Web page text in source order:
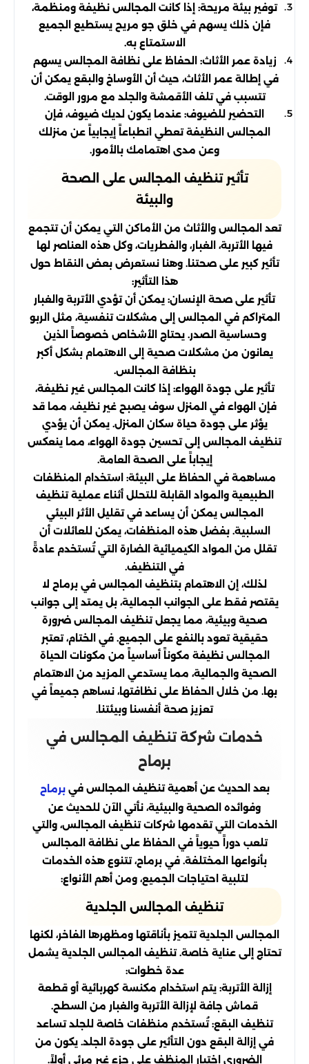
توفير بيئة مريحة: إذا كانت المجالس نظيفة ومنظمة،
فإن ذلك يسهم في خلق جو مريح يستطيع الجميع
الاستمتاع به.
زيادة عمر الأثاث: الحفاظ على نظافة المجالس يسهم
في إطالة عمر الأثاث، حيث أن الأوساخ والبقع يمكن أن
تتسبب في تلف الأقمشة والجلد مع مرور الوقت.
التحضير للضيوف: عندما يكون لديك ضيوف، فإن
المجالس النظيفة تعطي انطباعاً إيجابياً عن منزلك
وعن مدى اهتمامك بالأمور.
تأثير تنظيف المجالس على الصحة
والبيئة
تعد المجالس والأثاث من الأماكن التي يمكن أن تتجمع
فيها الأتربة، الغبار، والفطريات، وكل هذه العناصر لها
تأثير كبير على صحتنا. وهنا نستعرض بعض النقاط حول
هذا التأثير:
تأثير على صحة الإنسان: يمكن أن تؤدي الأتربة والغبار
المتراكم في المجالس إلى مشكلات تنفسية، مثل الربو
وحساسية الصدر. يحتاج الأشخاص خصوصاً الذين
يعانون من مشكلات صحية إلى الاهتمام بشكل أكبر
بنظافة المجالس.
تأثير على جودة الهواء: إذا كانت المجالس غير نظيفة،
فإن الهواء في المنزل سوف يصبح غير نظيف، مما قد
يؤثر على جودة حياة سكان المنزل. يمكن أن يؤدي
تنظيف المجالس إلى تحسين جودة الهواء، مما ينعكس
إيجاباً على الصحة العامة.
مساهمة في الحفاظ على البيئة: استخدام المنظفات
الطبيعية والمواد القابلة للتحلل أثناء عملية تنظيف
المجالس يمكن أن يساعد في تقليل الأثر البيئي
السلبية. بفضل هذه المنظفات، يمكن للعائلات أن
تقلل من المواد الكيميائية الضارة التي تُستخدم عادةً
في التنظيف.
لذلك، إن الاهتمام بتنظيف المجالس في برماح لا
يقتصر فقط على الجوانب الجمالية، بل يمتد إلى جوانب
صحية وبيئية، مما يجعل تنظيف المجالس ضرورة
حقيقية تعود بالنفع على الجميع. في الختام، تعتبر
المجالس نظيفة مكوناً أساسياً من مكونات الحياة
الصحية والجمالية، مما يستدعي المزيد من الاهتمام
بها. من خلال الحفاظ على نظافتها، نساهم جميعاً في
تعزيز صحة أنفسنا وبيئتنا.
خدمات شركة تنظيف المجالس في
برماح
بعد الحديث عن أهمية تنظيف المجالس فيبرماح
وفوائده الصحية والبيئية، نأتي الآن للحديث عن
الخدمات التي تقدمها شركات تنظيف المجالس، والتي
تلعب دوراً حيوياً في الحفاظ على نظافة المجالس
بأنواعها المختلفة. في برماح، تتنوع هذه الخدمات
لتلبية احتياجات الجميع، ومن أهم الأنواع:
تنظيف المجالس الجلدية
المجالس الجلدية تتميز بأناقتها ومظهرها الفاخر، لكنها
تحتاج إلى عناية خاصة. تنظيف المجالس الجلدية يشمل
عدة خطوات:
إزالة الأتربة: يتم استخدام مكنسة كهربائية أو قطعة
قماش جافة لإزالة الأتربة والغبار من السطح.
تنظيف البقع: تُستخدم منظفات خاصة للجلد تساعد
في إزالة البقع دون التأثير على جودة الجلد. يكون من
الضروري اختبار المنظف على جزء غير مرئي أولاً.